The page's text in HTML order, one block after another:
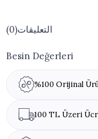
ليسيثين الصويا، الغلوتين
التعليقات(0)
Besin Değerleri
%100 Orijinal
100 TL Üzeri